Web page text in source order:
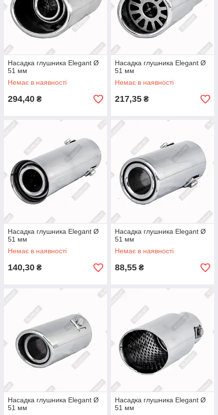
Насадка глушника Elegant Ø
51 мм
Немає в наявності
294,40 ₴
Насадка глушника Elegant Ø
51 мм
Немає в наявності
217,35 ₴
Насадка глушника Elegant Ø
51 мм
Немає в наявності
140,30 ₴
Насадка глушника Elegant Ø
51 мм
Немає в наявності
88,55 ₴
Насадка глушника Elegant Ø
51 мм
Насадка глушника Elegant Ø
51 мм